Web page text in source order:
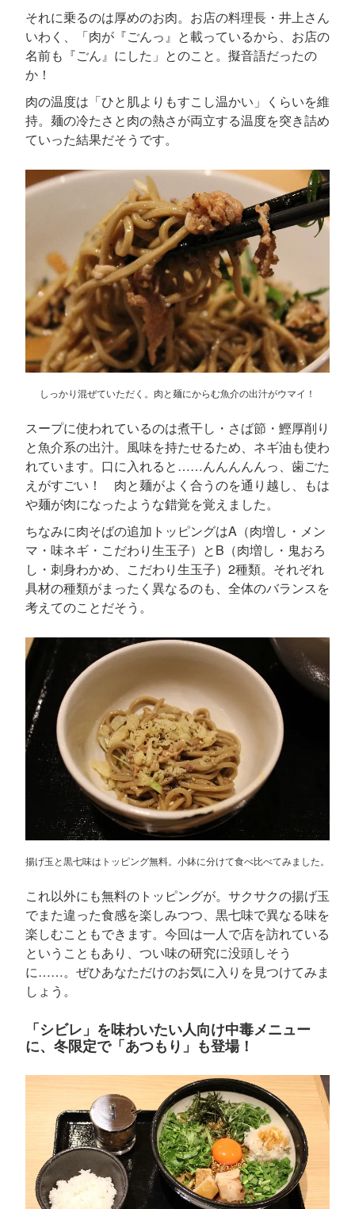
それに乗るのは厚めのお肉。お店の料理長・井上さん
いわく、「肉が『ごんっ』と載っているから、お店の
名前も『ごん』にした」とのこと。擬音語だったの
か！
肉の温度は「ひと肌よりもすこし温かい」くらいを維
持。麺の冷たさと肉の熱さが両立する温度を突き詰め
ていった結果だそうです。
しっかり混ぜていただく。肉と麺にからむ魚介の出汁がウマイ！
スープに使われているのは煮干し・さば節・鰹厚削り
と魚介系の出汁。風味を持たせるため、ネギ油も使わ
れています。口に入れると……んんんんんっ、歯ごた
えがすごい！ 肉と麺がよく合うのを通り越し、もは
や麺が肉になったような錯覚を覚えました。
ちなみに肉そばの追加トッピングはA（肉増し・メン
マ・味ネギ・こだわり生玉子）とB（肉増し・鬼おろ
し・刺身わかめ、こだわり生玉子）2種類。それぞれ
具材の種類がまったく異なるのも、全体のバランスを
考えてのことだそう。
揚げ玉と黒七味はトッピング無料。小鉢に分けて食べ比べてみました。
これ以外にも無料のトッピングが。サクサクの揚げ玉
でまた違った食感を楽しみつつ、黒七味で異なる味を
楽しむこともできます。今回は一人で店を訪れている
ということもあり、つい味の研究に没頭しそう
に……。ぜひあなただけのお気に入りを見つけてみま
しょう。
「シビレ」を味わいたい人向け中毒メニュー
に、冬限定で「あつもり」も登場！